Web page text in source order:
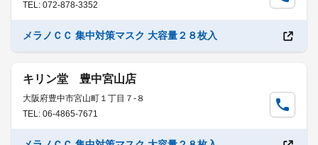
TEL: 072-878-3352
メラノＣＣ 集中対策マスク 大容量２８枚入
キリン堂 豊中宮山店
大阪府豊中市宮山町１丁目７-８
TEL: 06-4865-7671